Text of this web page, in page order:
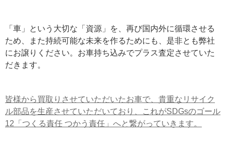
「車」という大切な「資源」を、再び国内外に循環させる
ため、また持続可能な未来を作るためにも、是非とも弊社
にお譲りください。お車持ち込みでプラス査定させていた
だきます。
皆様から買取りさせていただいたお車で、貴重なリサイク
ル部品を生産させていただいており、これがSDGsのゴール
12「つくる責任 つかう責任」へと繋がっていきます。